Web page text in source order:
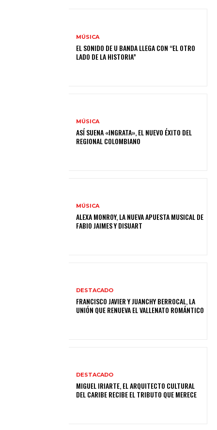
MÚSICA
EL SONIDO DE U BANDA LLEGA CON “EL OTRO
LADO DE LA HISTORIA”
MÚSICA
ASÍ SUENA «INGRATA», EL NUEVO ÉXITO DEL
REGIONAL COLOMBIANO
MÚSICA
ALEXA MONROY, LA NUEVA APUESTA MUSICAL DE
FABIO JAIMES Y DISUART
DESTACADO
FRANCISCO JAVIER Y JUANCHY BERROCAL, LA
UNIÓN QUE RENUEVA EL VALLENATO ROMÁNTICO
DESTACADO
MIGUEL IRIARTE, EL ARQUITECTO CULTURAL
DEL CARIBE RECIBE EL TRIBUTO QUE MERECE